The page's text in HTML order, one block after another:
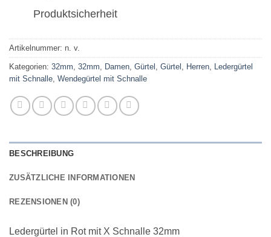
Produktsicherheit
Artikelnummer: n. v.
Kategorien: 32mm, 32mm, Damen, Gürtel , Gürtel , Herren, Ledergürtel
mit Schnalle, Wendegürtel mit Schnalle
BESCHREIBUNG
ZUSÄTZLICHE INFORMATIONEN
REZENSIONEN (0)
Ledergürtel in Rot mit X Schnalle 32mm